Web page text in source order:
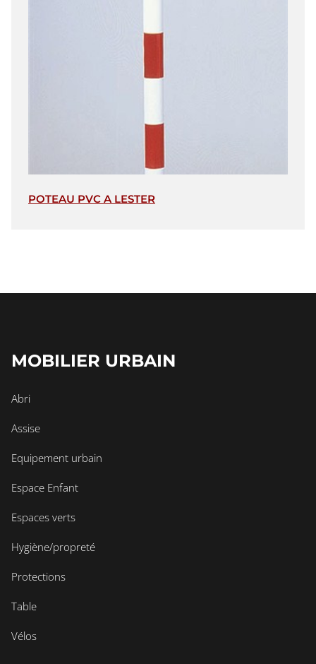
POTEAU PVC A LESTER
MOBILIER URBAIN
Abri
Assise
Equipement urbain
Espace Enfant
Espaces verts
Hygiène/propreté
Protections
Table
Vélos